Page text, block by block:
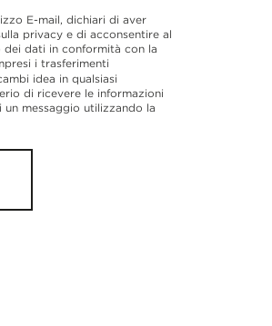
E-mail, dichiari di aver
privacy e di acconsentire al
dati in conformità con la
i trasferimenti
idea in qualsiasi
di ricevere le informazioni
messaggio utilizzando la